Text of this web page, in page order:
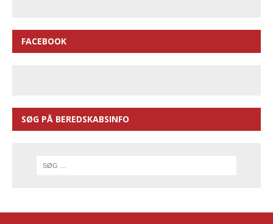
FACEBOOK
SØG PÅ BEREDSKABSINFO